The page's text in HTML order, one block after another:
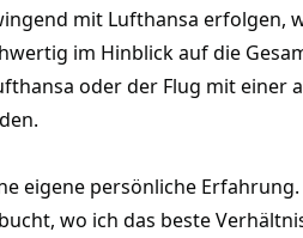
mit Lufthansa erfolgen,
im Hinblick auf die
oder der Flug mit einer
eigene persönliche
wo ich das beste